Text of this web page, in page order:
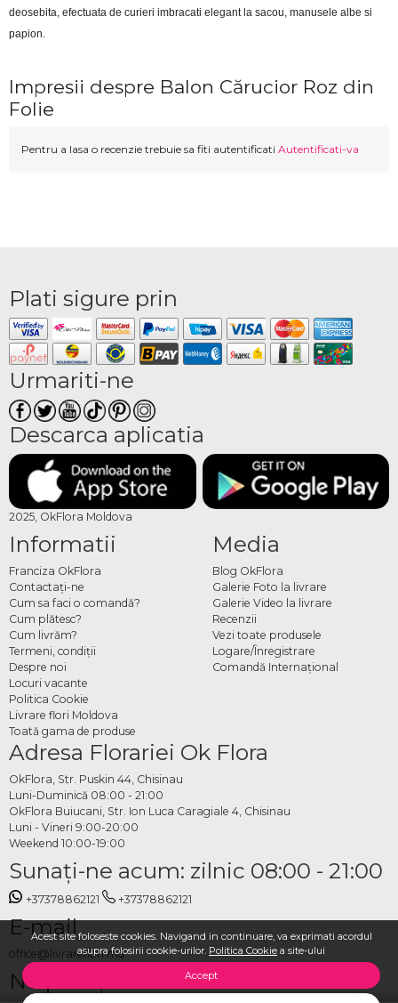
Acest site foloseste cookies. Navigand in continuare, va exprimati acordul
asupra folosirii cookie-urilor. Politica Cookie a site-ului
Accept
deosebita, efectuata de curieri imbracati elegant la sacou, manusele albe si
papion.
Impresii despre Balon Cărucior Roz din
Folie
Pentru a lasa o recenzie trebuie sa fiti autentificati Autentificati-va
Plati sigure prin
Urmariti-ne
Descarca aplicatia
2025, OkFlora Moldova
Informatii
Franciza OkFlora
Contactaţi-ne
Cum sa faci o comandă?
Cum plătesc?
Cum livrăm?
Termeni, condiţii
Despre noi
Locuri vacante
Politica Cookie
Livrare flori Moldova
Toată gama de produse
Media
Blog OkFlora
Galerie Foto la livrare
Galerie Video la livrare
Recenzii
Vezi toate produsele
Logare/Înregistrare
Comandă Internațional
Adresa Florariei Ok Flora
OkFlora, Str. Puskin 44, Chisinau
Luni-Duminică 08:00 - 21:00
OkFlora Buiucani, Str. Ion Luca Caragiale 4, Chisinau
Luni - Vineri 9:00-20:00
Weekend 10:00-19:00
Sunaţi-ne acum: zilnic 08:00 - 21:00
+37378862121 +37378862121
E-mail
office@livrareflori.md
Ne puteți contacta: